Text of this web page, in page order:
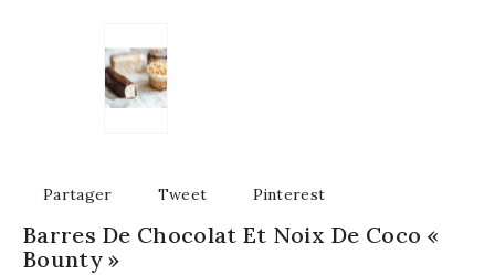
Partager Tweet Pinterest
Barres De Chocolat Et Noix De Coco «
Bounty »